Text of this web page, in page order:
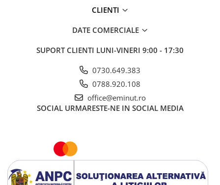
CLIENTI
DATE COMERCIALE
SUPORT CLIENTI LUNI-VINERI 9:00 - 17:30
0730.649.383
0788.920.108
office@eminut.ro
SOCIAL URMARESTE-NE IN SOCIAL MEDIA